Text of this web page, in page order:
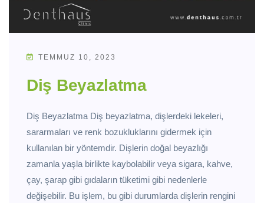
TEMMUZ 10, 2023
Diş Beyazlatma
Diş Beyazlatma Diş beyazlatma, dişlerdeki lekeleri,
sararmaları ve renk bozukluklarını gidermek için
kullanılan bir yöntemdir. Dişlerin doğal beyazlığı
zamanla yaşla birlikte kaybolabilir veya sigara, kahve,
çay, şarap gibi gıdaların tüketimi gibi nedenlerle
değişebilir. Bu işlem, bu gibi durumlarda dişlerin rengini